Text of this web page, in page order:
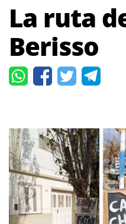
La ruta
Berisso